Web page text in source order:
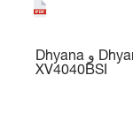
المواصفات الفنية لـ Dhyana XF4040BSI و Dhyana
XV4040BSI